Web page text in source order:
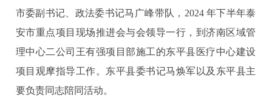
市委副书记、政法委书记马广峰带队，2024 年下半年泰
安市重点项目现场推进会与会领导一行，到济南区域管
理中心二公司王有强项目部施工的东平县医疗中心建设
项目观摩指导工作。东平县委书记马焕军以及东平县主
要负责同志陪同活动。